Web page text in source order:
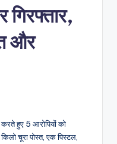
और
करते हुए 5 आरोपियों को
चूरा पोस्त, एक पिस्टल,